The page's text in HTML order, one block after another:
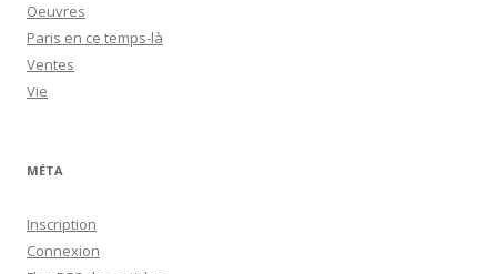
Oeuvres
Paris en ce temps-là
Ventes
Vie
MÉTA
Inscription
Connexion